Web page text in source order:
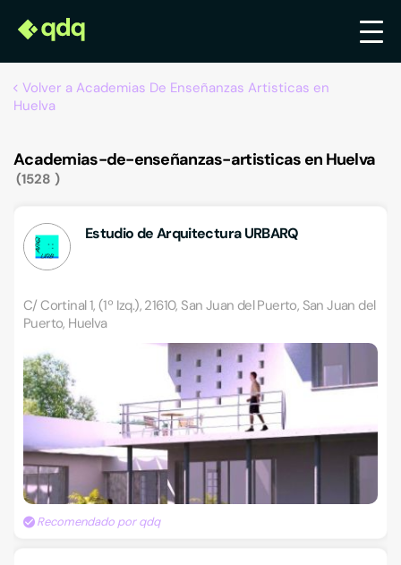
Volver a Academias De Enseñanzas Artisticas en
Huelva
Academias-de-enseñanzas-artisticas en Huelva
1528
Estudio de Arquitectura URBARQ
C/ Cortinal 1, (1º Izq.), 21610, San Juan del Puerto, San Juan del
Puerto, Huelva
Recomendado por qdq